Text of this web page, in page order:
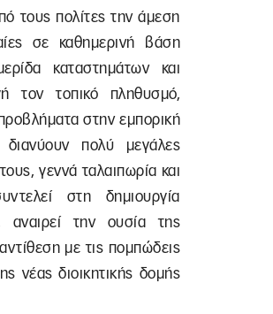
τους πολίτες την άμεση
σε καθημερινή βάση
καταστημάτων και
τον τοπικό πληθυσμό,
στην εμπορική
πολύ μεγάλες
γεννά ταλαιπωρία και
στη δημιουργία
αναιρεί την ουσία της
με τις πομπώδεις
νέας διοικητικής δομής